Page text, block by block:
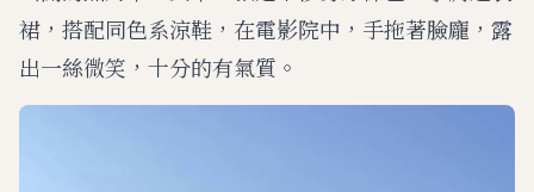
裙，搭配同色系涼鞋，在電影院中，手拖著臉龐，露
出一絲微笑，十分的有氣質。